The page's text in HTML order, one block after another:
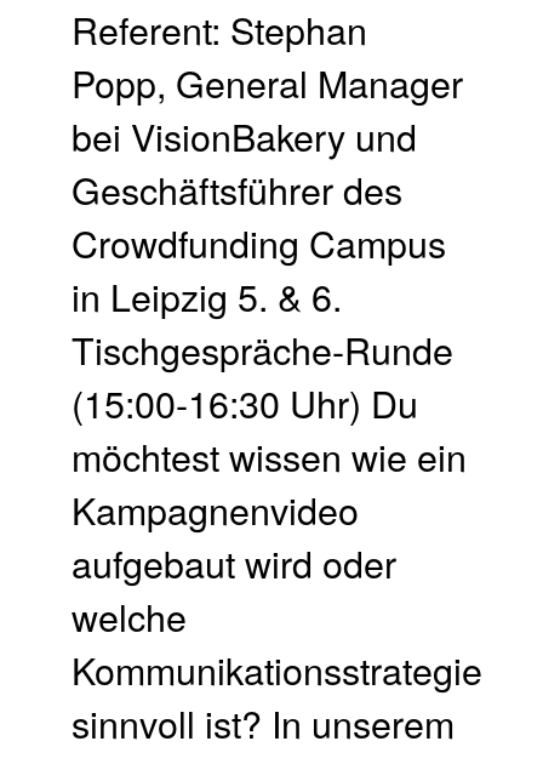
Referent: Stephan
Popp, General Manager
bei VisionBakery und
Geschäftsführer des
Crowdfunding Campus
in Leipzig 5. & 6.
Tischgespräche-Runde
(15:00-16:30 Uhr) Du
möchtest wissen wie ein
Kampagnenvideo
aufgebaut wird oder
welche
Kommunikationsstrategie
sinnvoll ist? In unserem